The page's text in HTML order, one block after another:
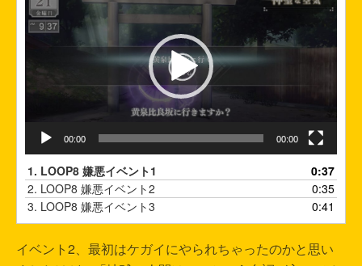
プ
レ
00:00 00:00
1. LOOP8 嫌悪イベント1
0:37
2. LOOP8 嫌悪イベント2
0:35
3. LOOP8 嫌悪イベント3 0:41
イベント2、最初はケガイにやられちゃったのかと思い